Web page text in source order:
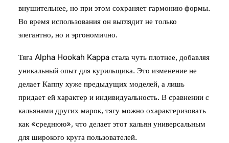
внушительнее, но при этом сохраняет гармонию формы.
Во время использования он выглядит не только
элегантно, но и эргономично.
Тяга Alpha Hookah Kappa стала чуть плотнее, добавляя
уникальный опыт для курильщика. Это изменение не
делает Каппу хуже предыдущих моделей, а лишь
придает ей характер и индивидуальность. В сравнении с
кальянами других марок, тягу можно охарактеризовать
как «среднюю», что делает этот кальян универсальным
для широкого круга пользователей.